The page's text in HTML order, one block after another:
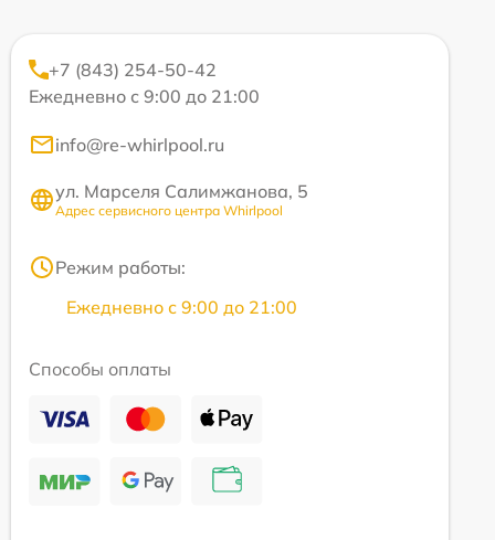
+7 (843) 254-50-42
Ежедневно с 9:00 до 21:00
info@re-whirlpool.ru
ул. Марселя Салимжанова, 5
Адрес сервисного центра Whirlpool
Режим работы:
Ежедневно с 9:00 до 21:00
Способы оплаты